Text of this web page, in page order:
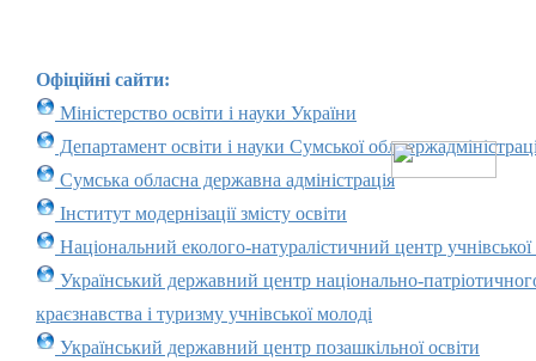
Офіційні сайти:
Міністерство освіти і науки України
Департамент освіти і науки Сумської
Сумська обласна державна адміністрація
Інститут модернізації змісту освіти
Національний еколого-натуралістичний центр учнівської
Український державний центр національно-
краєзнавства і туризму учнівської молоді
Український державний центр позашкільної освіти